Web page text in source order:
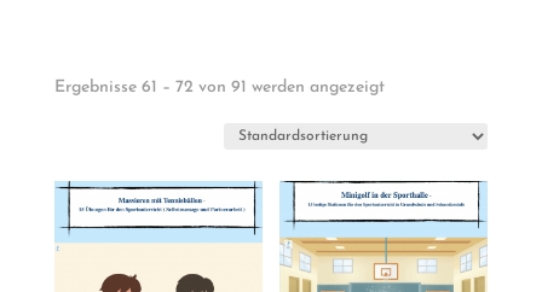
Ergebnisse 61 – 72 von 91 werden angezeigt